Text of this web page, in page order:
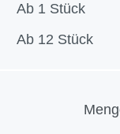
Ab 1 Stück
Ab 12 Stück